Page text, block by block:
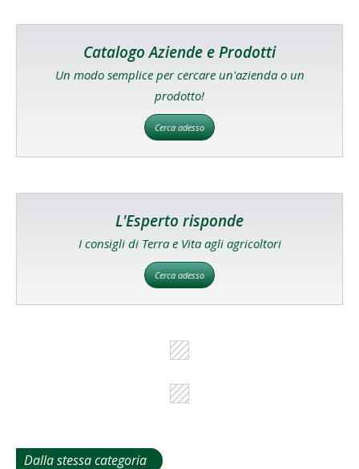
Catalogo Aziende e Prodotti
Un modo semplice per cercare un'azienda o un
prodotto!
Cerca adesso
L'Esperto risponde
I consigli di Terra e Vita agli agricoltori
Cerca adesso
Dalla stessa categoria